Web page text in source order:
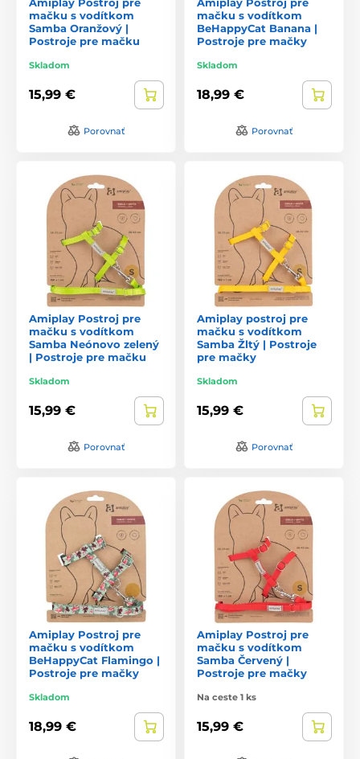
mačku s vodítkom
Samba Oranžový |
Postroje pre mačku
Skladom
15,99 €
Porovnať
mačku s vodítkom
BeHappyCat Banana |
Postroje pre mačky
Skladom
18,99 €
Porovnať
Amiplay Postroj pre
mačku s vodítkom
Samba Neónovo zelený
| Postroje pre mačku
Skladom
15,99 €
Porovnať
Amiplay postroj pre
mačku s vodítkom
Samba Žltý | Postroje
pre mačky
Skladom
15,99 €
Porovnať
Amiplay Postroj pre
mačku s vodítkom
BeHappyCat Flamingo |
Postroje pre mačky
Skladom
18,99 €
Amiplay Postroj pre
mačku s vodítkom
Samba Červený |
Postroje pre mačky
Na ceste 1 ks
15,99 €